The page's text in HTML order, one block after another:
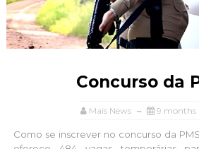
Concurso da
Mais News 9 months
Como se inscrever no concurso da